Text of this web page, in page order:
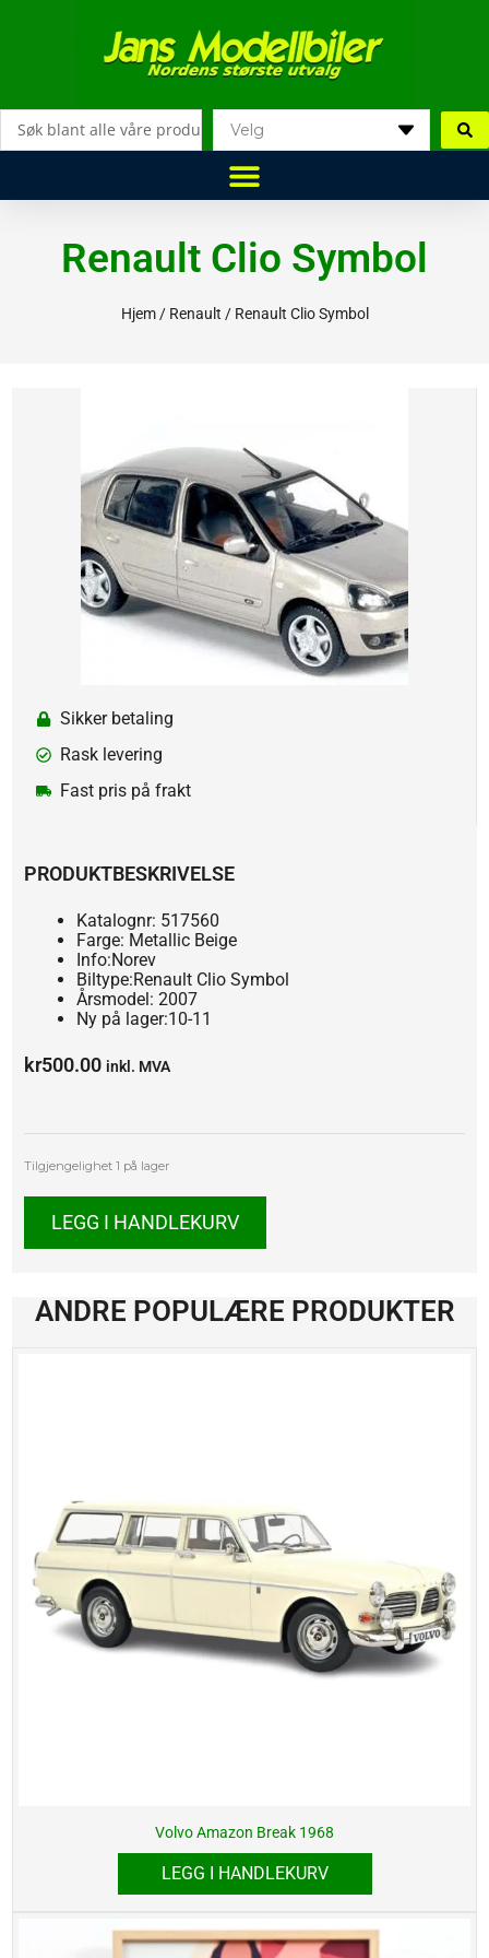
Renault Clio Symbol
Hjem/ Renault / Renault Clio Symbol
Sikker betaling
Rask levering
Fast pris på frakt
PRODUKTBESKRIVELSE
Katalognr: 517560
Farge: Metallic Beige
Info:Norev
Biltype:Renault Clio Symbol
Årsmodel: 2007
Ny på lager:10-11
kr500.00 inkl. MVA
Tilgjengelighet 1 på lager
Renault
antallLEGG I HANDLEKURV
ANDRE POPULÆRE PRODUKTER
Volvo Amazon Break 1968
LEGG I HANDLEKURV